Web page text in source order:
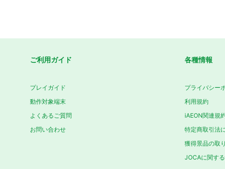
ご利用ガイド
プレイガイド
動作対象端末
よくあるご質問
お問い合わせ
各種情報
プライバシー
利用規約
iAEON関連規
特定商取引法
獲得景品の取
JOCAに関す